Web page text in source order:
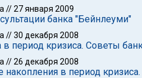
//27 января 2009
банка "Бейнлеуми"
//30 декабря 2008
период кризиса. Советы
//26 декабря 2008
накопления в период